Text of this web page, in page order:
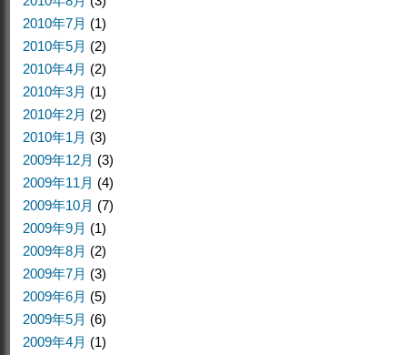
2010年7月 (1)
2010年5月 (2)
2010年4月 (2)
2010年3月 (1)
2010年2月 (2)
2010年1月 (3)
2009年12月 (3)
2009年11月 (4)
2009年10月 (7)
2009年9月 (1)
2009年8月 (2)
2009年7月 (3)
2009年6月 (5)
2009年5月 (6)
2009年4月 (1)